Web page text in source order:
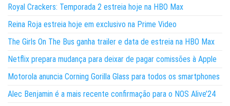
Royal Crackers: Temporada 2 estreia hoje na HBO Max
Reina Roja estreia hoje em exclusivo na Prime Video
The Girls On The Bus ganha trailer e data de estreia na HBO Max
Netflix prepara mudança para deixar de pagar comissões à Apple
Motorola anuncia Corning Gorilla Glass para todos os smartphones
Alec Benjamin é a mais recente confirmação para o NOS Alive’24